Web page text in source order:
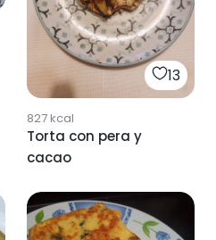
13
827kcal
Torta con pera y
cacao